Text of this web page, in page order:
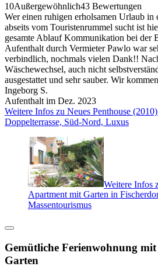
10Außergewöhnlich43 Bewertungen
Wer einen ruhigen erholsamen Urlaub in
abseits vom Touristenrummel sucht ist
gesamte Ablauf Kommunikation bei der
Aufenthalt durch Vermieter Pawlo war
verbindlich, nochmals vielen Dank!!
Wäschewechsel, auch nicht
ausgestattet und sehr sauber. Wir
Ingeborg S.
Aufenthalt im Dez. 2023
Weitere Infos zu Neues Penthouse
Doppelterrasse, Süd-Nord, Luxus
Weitere Infos
Apartment mit Garten in
Massentourismus
Gemütliche Ferienwohnung
Garten